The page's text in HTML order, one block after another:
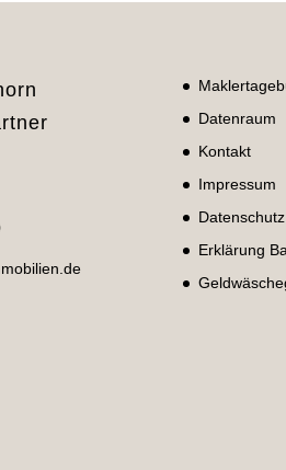
Datenraum
Kontakt
Impressum
Datenschutz
Erklärung